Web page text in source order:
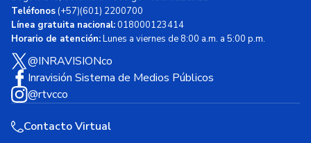
Teléfonos(+57)(601) 2200700
Línea gratuita nacional:018000123414
Horario de atención:Lunes a viernes de 8:00 a.m. a 5:00 p.m.
@INRAVISIONco
Inravisión Sistema de Medios Públicos
@rtvcco
Contacto Virtual